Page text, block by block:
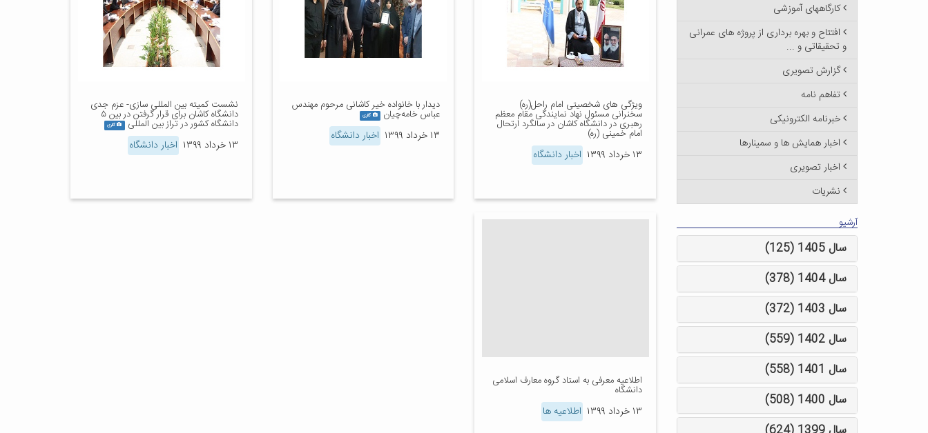
ویژگی های شخصیتی امام راحل(ره)
سخنرانی مسئول نهاد نمایندگی مقام معظم
رهبری در دانشگاه کاشان در سالگرد ارتحال
امام خمینی (ره)
۱۳ خرداد ۱۳۹۹ اخبار دانشگاه
دیدار با خانواده خیر کاشانی مرحوم مهندس
عباس خامه‌چیان گالری
۱۳ خرداد ۱۳۹۹ اخبار دانشگاه
نشست کمیته بین المللی سازی- عزم جدی
دانشگاه کاشان برای قرار گرفتن در بین ۵
دانشگاه کشور در تراز بین المللی گالری
۱۳ خرداد ۱۳۹۹ اخبار دانشگاه
اطلاعیه معرفی به استاد گروه معارف اسلامی
دانشگاه
۱۳ خرداد ۱۳۹۹ اطلاعیه ها
کارگاههای آموزشی
افتتاح و بهره برداری از پروژه های عمرانی
و تحقیقاتی و ...
گزارش تصویری
تفاهم نامه
خبرنامه الکترونیکی
اخبار همایش ها و سمینارها
اخبار تصویری
نشریات
آرشیو
سال 1405 (125)
سال 1404 (378)
سال 1403 (372)
سال 1402 (559)
سال 1401 (558)
سال 1400 (508)